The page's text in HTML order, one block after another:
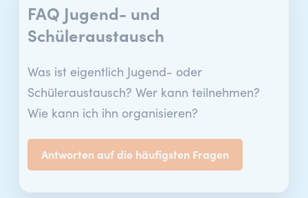
FAQ Jugend- und
Schüleraustausch
Was ist eigentlich Jugend- oder
Schüleraustausch? Wer kann teilnehmen?
Wie kann ich ihn organisieren?
Antworten auf die häufigsten Fragen